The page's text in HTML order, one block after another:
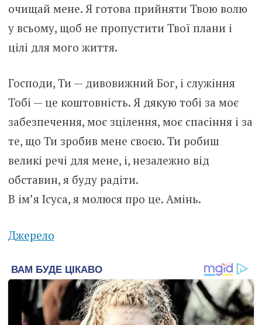
очищай мене. Я готова прийняти Твою волю
у всьому, щоб не пропустити Твої плани і
цілі для мого життя.
Господи, Ти — дивовижний Бог, і служіння
Тобі — це коштовність. Я дякую тобі за моє
забезпечення, моє зцілення, моє спасіння і за
те, що Ти зробив мене своєю. Ти робиш
великі речі для мене, і, незалежно від
обставин, я буду радіти.
В ім’я Ісуса, я молюся про це. Амінь.
Джерело